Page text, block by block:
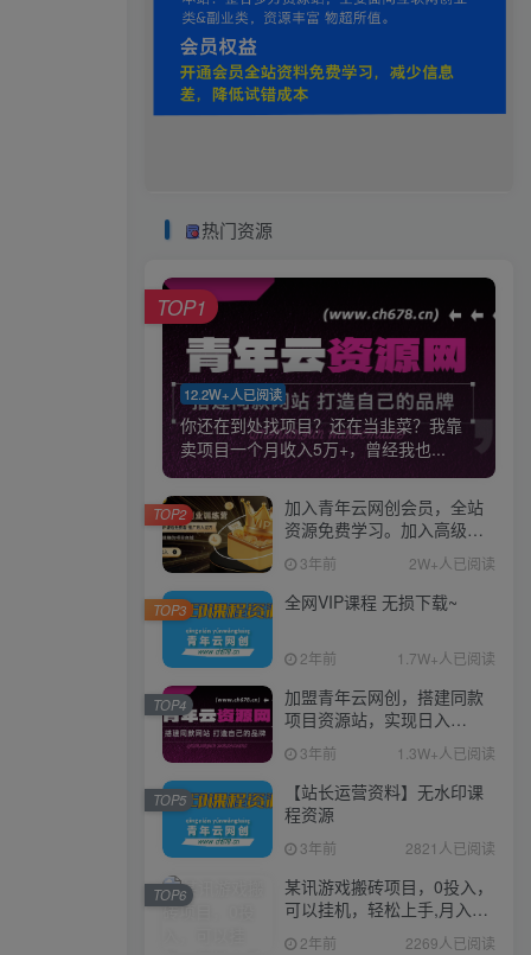
热门资源
12.2W+人已阅读
你还在到处找项目？还在当韭菜？我靠
卖项目一个月收入5万+，曾经我也...
TOP1
加入青年云网创会员，全站
资源免费学习。加入高级合
伙人，推广日入1000+
3年前 2W+人已阅读
TOP2
全网VIP课程 无损下载~
2年前 1.7W+人已阅读
TOP3
加盟青年云网创，搭建同款
项目资源站，实现日入
2000+
3年前 1.3W+人已阅读
TOP4
【站长运营资料】无水印课
程资源
3年前 2821人已阅读
TOP5
某讯游戏搬砖项目，0投入，
可以挂机，轻松上手,月入
3000+上不封顶
2年前 2269人已阅读
TOP6